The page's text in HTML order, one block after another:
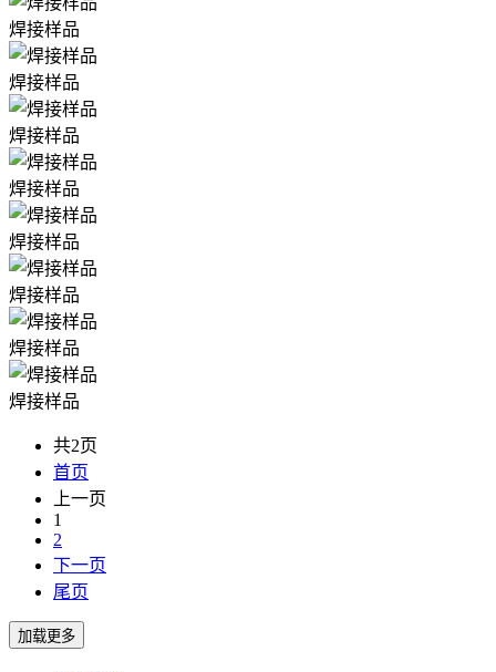
焊接样品
焊接样品
焊接样品
焊接样品
焊接样品
焊接样品
焊接样品
焊接样品
共2页
首页
上一页
1
2
下一页
尾页